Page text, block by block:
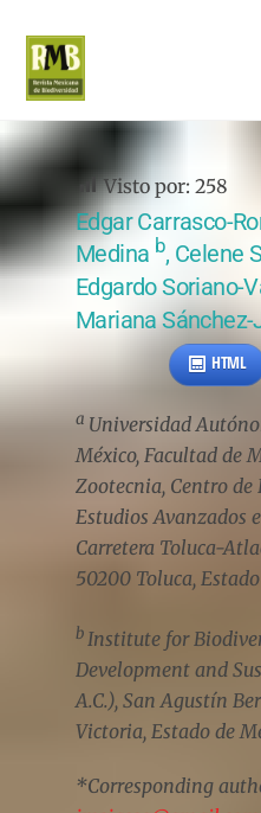
content
Visto por: 258
Edgar Carrasco-
Medina b, Celene
Edgardo Soriano-
Mariana Sánchez-
HTML
a Universidad
México, Facultad de
Zootecnia, Centro
Estudios Avanzados
Carretera Toluca-
50200 Toluca,
b Institute for
Development and
A.C.), San Agustín
Victoria, Estado de
*Corresponding